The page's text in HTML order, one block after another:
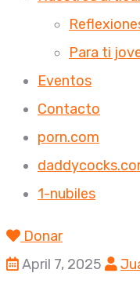
Para ti
Eventos
Contacto
porn.com
1-nubiles
Donar
April 7, 2025